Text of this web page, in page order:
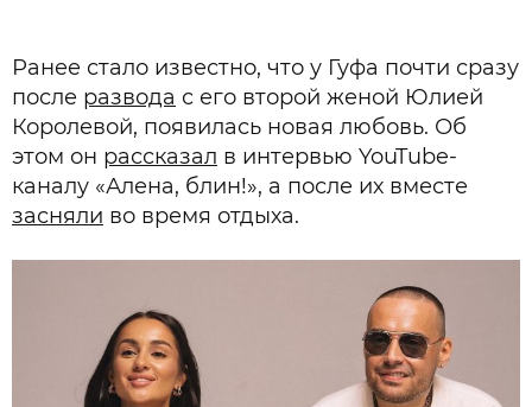
Ранее стало известно, что у Гуфа почти сразу
после развода с его второй женой Юлией
Королевой, появилась новая любовь. Об
этом он рассказал в интервью YouTube-
каналу «Алена, блин!», а после их вместе
засняли во время отдыха.